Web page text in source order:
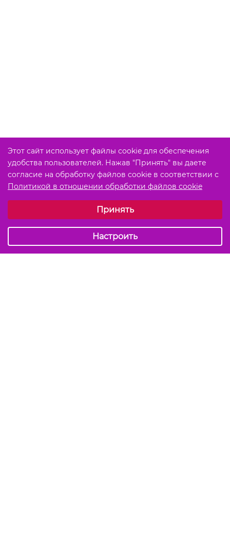
Этот сайт использует файлы cookie для обеспечения
удобства пользователей. Нажав "Принять" вы даете
согласие на обработку файлов cookie в соответствии с
Политикой в отношении обработки файлов cookie
Обязательные (технические)Принять
Настроить